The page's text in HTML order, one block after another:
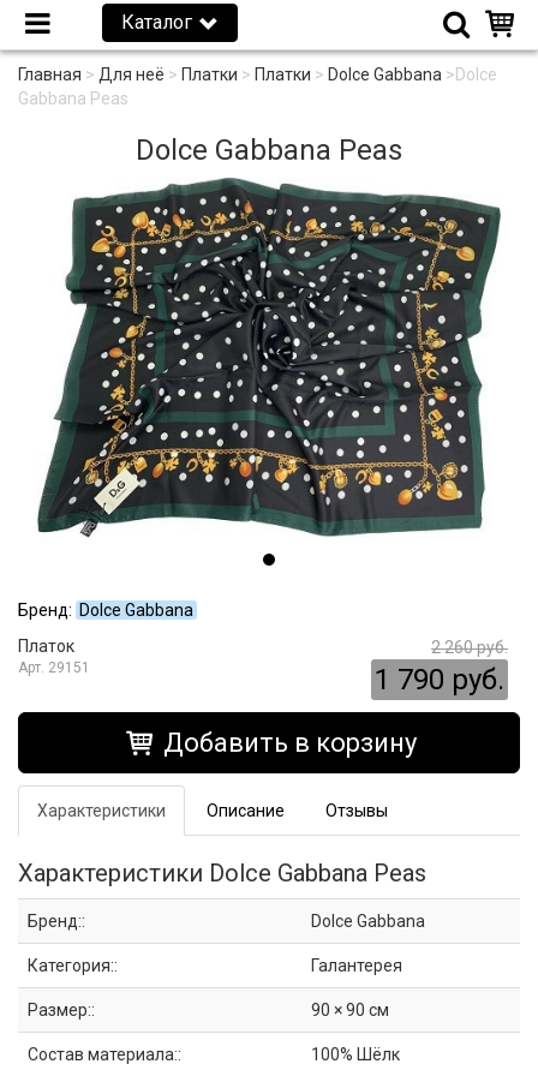
Каталог
Главная > Для неё > Платки > Платки > Dolce Gabbana >Dolce
Gabbana Peas
Dolce Gabbana Peas
Бренд: Dolce Gabbana
Платок
29151
2 260 руб.
1 790 руб.
Добавить в корзину
Характеристики Описание Отзывы
Характеристики Dolce Gabbana Peas
Бренд:: Dolce Gabbana
Категория:: Галантерея
Размер:: 90 × 90 см
Состав материала:: 100% Шёлк